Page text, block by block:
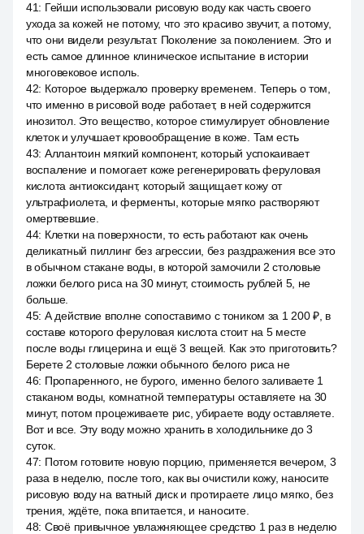
41: Гейши использовали рисовую воду как часть своего
ухода за кожей не потому, что это красиво звучит, а потому,
что они видели результат. Поколение за поколением. Это и
есть самое длинное клиническое испытание в истории
многовековое исполь.
42: Которое выдержало проверку временем. Теперь о том,
что именно в рисовой воде работает, в ней содержится
инозитол. Это вещество, которое стимулирует обновление
клеток и улучшает кровообращение в коже. Там есть
43: Аллантоин мягкий компонент, который успокаивает
воспаление и помогает коже регенерировать феруловая
кислота антиоксидант, который защищает кожу от
ультрафиолета, и ферменты, которые мягко растворяют
омертвевшие.
44: Клетки на поверхности, то есть работают как очень
деликатный пиллинг без агрессии, без раздражения все это
в обычном стакане воды, в которой замочили 2 столовые
ложки белого риса на 30 минут, стоимость рублей 5, не
больше.
45: А действие вполне сопоставимо с тоником за 1 200 ₽, в
составе которого феруловая кислота стоит на 5 месте
после воды глицерина и ещё 3 вещей. Как это приготовить?
Берете 2 столовые ложки обычного белого риса не
46: Пропаренного, не бурого, именно белого заливаете 1
стаканом воды, комнатной температуры оставляете на 30
минут, потом процеживаете рис, убираете воду оставляете.
Вот и все. Эту воду можно хранить в холодильнике до 3
суток.
47: Потом готовите новую порцию, применяется вечером, 3
раза в неделю, после того, как вы очистили кожу, наносите
рисовую воду на ватный диск и протираете лицо мягко, без
трения, ждёте, пока впитается, и наносите.
48: Своё привычное увлажняющее средство 1 раз в неделю